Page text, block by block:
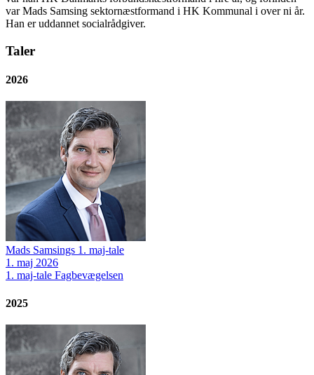
var Mads Samsing sektornæstformand i HK Kommunal i over ni år.
Han er uddannet socialrådgiver.
Taler
2026
Mads Samsings 1. maj-tale
1. maj 2026
1. maj-tale Fagbevægelsen
2025